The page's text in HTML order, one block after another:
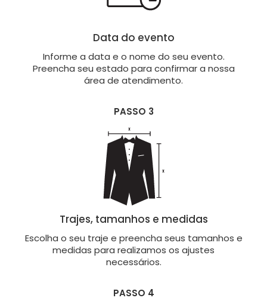
Data do evento
Informe a data e o nome do seu evento.
Preencha seu estado para confirmar a nossa
área de atendimento.
PASSO 3
Trajes, tamanhos e medidas
Escolha o seu traje e preencha seus tamanhos e
medidas para realizamos os ajustes
necessários.
PASSO 4